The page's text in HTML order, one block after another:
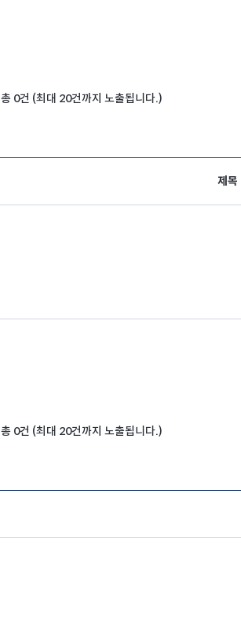
총 0건 (최대 20건까지 노출됩니다.)
제목
총 0건 (최대 20건까지 노출됩니다.)